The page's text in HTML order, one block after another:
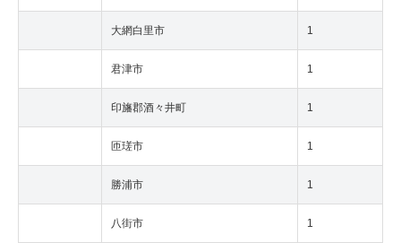
大網白里市 1
君津市 1
印旛郡酒々井町 1
匝瑳市 1
勝浦市 1
八街市 1